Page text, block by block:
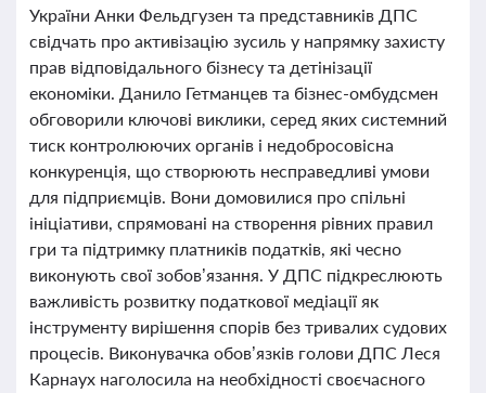
України Анки Фельдгузен та представників ДПС
свідчать про активізацію зусиль у напрямку захисту
прав відповідального бізнесу та детінізації
економіки. Данило Гетманцев та бізнес-омбудсмен
обговорили ключові виклики, серед яких системний
тиск контролюючих органів і недобросовісна
конкуренція, що створюють несправедливі умови
для підприємців. Вони домовилися про спільні
ініціативи, спрямовані на створення рівних правил
гри та підтримку платників податків, які чесно
виконують свої зобов’язання. У ДПС підкреслюють
важливість розвитку податкової медіації як
інструменту вирішення спорів без тривалих судових
процесів. Виконувачка обов’язків голови ДПС Леся
Карнаух наголосила на необхідності своєчасного